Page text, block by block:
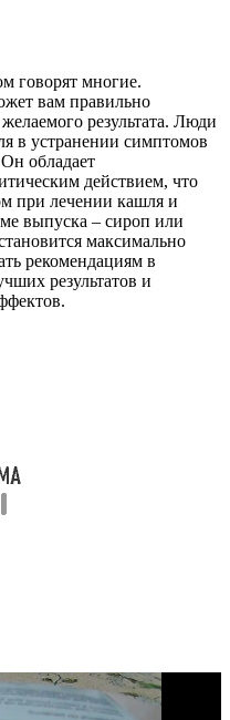
говорят многие.
вам правильно
результата. Люди
в устранении симптомов
обладает
действием, что
при лечении кашля и
выпуска – сироп или
максимально
рекомендациям в
результатов и